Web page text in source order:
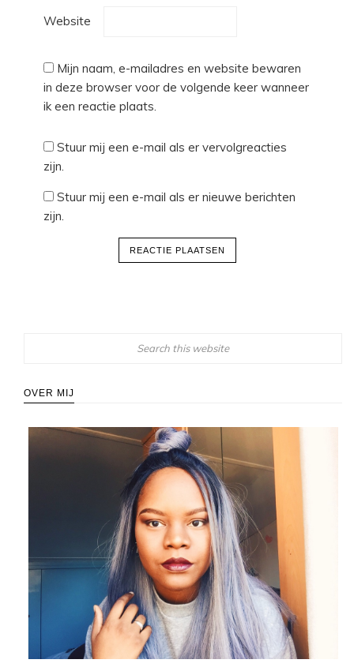
Website
Mijn naam, e-mailadres en website bewaren
in deze browser voor de volgende keer wanneer
ik een reactie plaats.
Stuur mij een e-mail als er vervolgreacties
zijn.
Stuur mij een e-mail als er nieuwe berichten
zijn.
OVER MIJ